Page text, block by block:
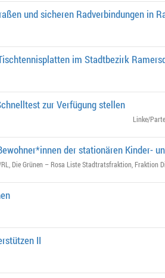
und sicheren Radverbindungen in
im Stadtbezirk
zur Verfügung stellen
Linke/
der stationären Kinder-
Die Grünen – Rosa Liste Stadtratsfraktion Fraktion
II